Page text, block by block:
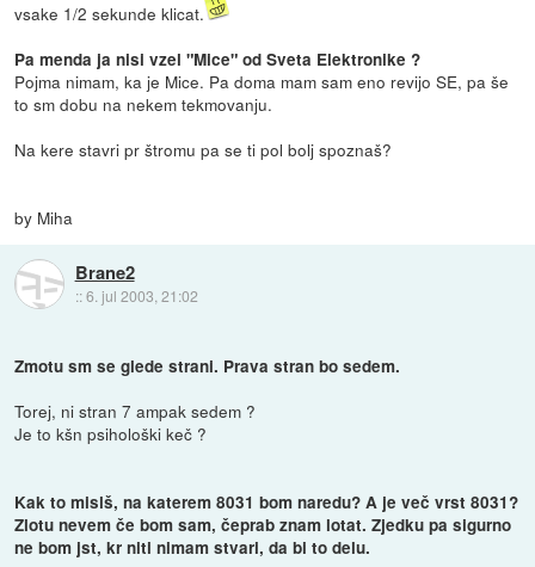
vsake 1/2 sekunde klicat.
Pa menda ja nisi vzel "Mice" od Sveta Elektronike ?
Pojma nimam, ka je Mice. Pa doma mam sam eno revijo SE, pa še
to sm dobu na nekem tekmovanju.
Na kere stavri pr štromu pa se ti pol bolj spoznaš?
by Miha
Brane2
::6. jul 2003, 21:02
Zmotu sm se glede strani. Prava stran bo sedem.
Torej, ni stran 7 ampak sedem ?
Je to kšn psihološki keč ?
Kak to mislš, na katerem 8031 bom naredu? A je več vrst 8031?
Zlotu nevem če bom sam, čeprab znam lotat. Zjedku pa sigurno
ne bom jst, kr niti nimam stvari, da bi to delu.